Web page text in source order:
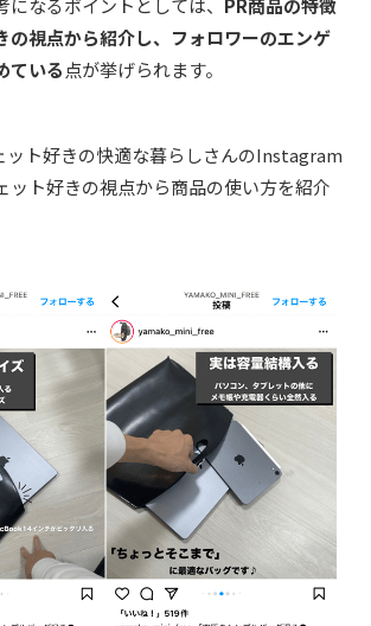
になるポイントとしては、 PR商品の特徴
の視点から紹介し、フォロワーのエンゲ
ている点が挙げられます。
ット好きの快適な暮らしさんのInstagram
ット好きの視点から商品の使い方を紹介